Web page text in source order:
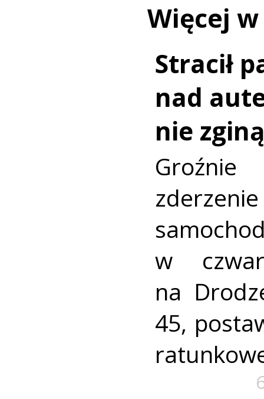
Więcej
Stracił
nad
nie
w
na
45,